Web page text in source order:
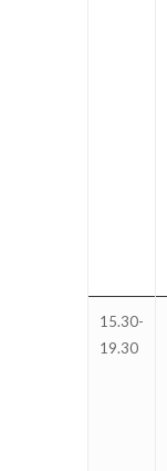
15.30-
19.30